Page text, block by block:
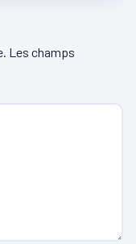
Les champs